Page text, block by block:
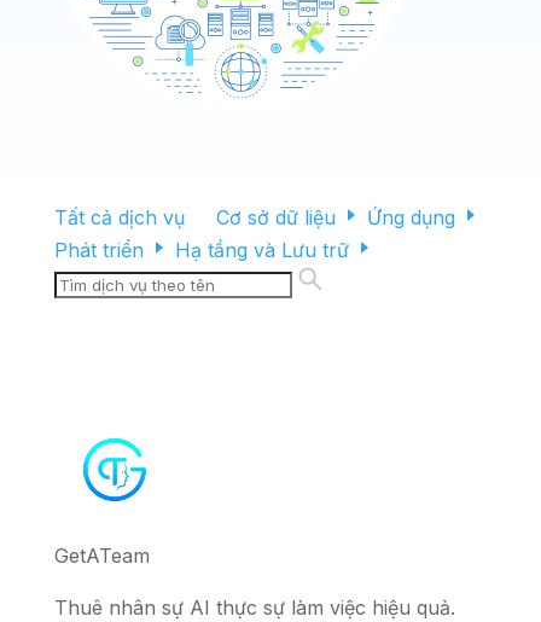
Tất cả dịch vụ Cơ sở dữ liệu
Ứng dụng
Phát triển
Hạ tầng và Lưu trữ
GetATeam
Thuê nhân sự AI thực sự làm việc hiệu quả.